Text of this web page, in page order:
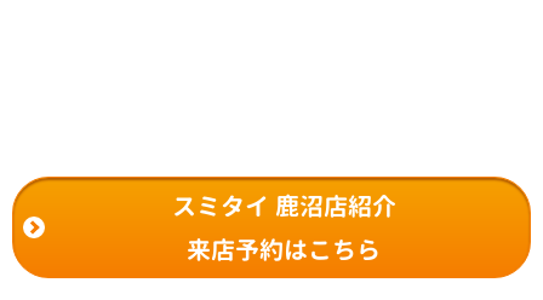
スミタイ 鹿沼店紹介
来店予約はこちら